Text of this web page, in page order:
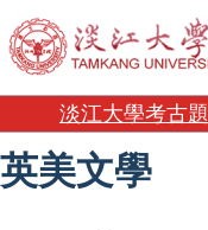
英美文學
淡江大學考古題
英美文學